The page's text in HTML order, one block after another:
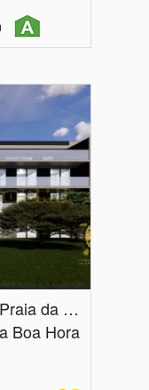
Apartamento T2 - Novo - Praia da Vagueira - Vista Ria
Boa Hora